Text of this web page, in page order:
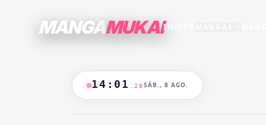
MANGAMUKAIINICIO
TODO EL CATALOGO
BLANCO & NEGRO
ANIME
14 : 01 29 SÁB., 8 AGO.